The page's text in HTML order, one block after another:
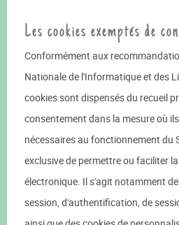
Les cookies exemptés de
Conformément aux
Nationale de l'Informatique et des
cookies sont dispensés du recueil
consentement dans la mesure où
nécessaires au fonctionnement du
exclusive de permettre ou faciliter
électronique. Il s'agit notamment
session, d'authentification, de